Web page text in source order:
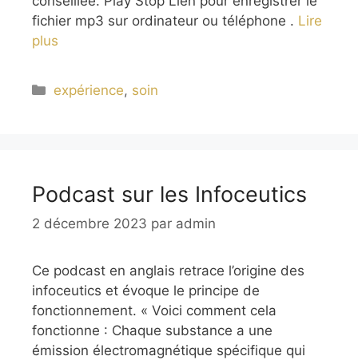
fichier mp3 sur ordinateur ou téléphone . Lire
plus
Catégories
expérience, soin
Podcast sur les Infoceutics
2 décembre 2023 par admin
Ce podcast en anglais retrace l’origine des
infoceutics et évoque le principe de
fonctionnement. « Voici comment cela
fonctionne : Chaque substance a une
émission électromagnétique spécifique qui